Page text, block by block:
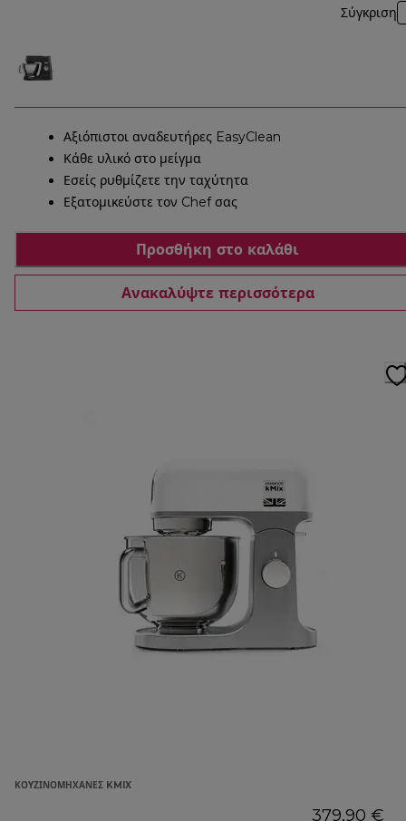
Σύγκριση
Αξιόπιστοι αναδευτήρες EasyClean
Κάθε υλικό στο μείγμα
Εσείς ρυθμίζετε την ταχύτητα
Εξατομικεύστε τον Chef σας
Προσθήκη στο καλάθι
Ανακαλύψτε περισσότερα
ΚΟΥΖΙΝΟΜΗΧΑΝΈΣ KMIX
379,90 €